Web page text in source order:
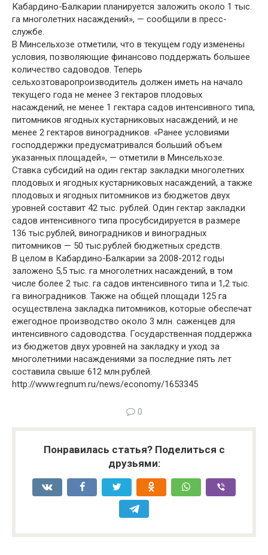
Кабардино-Балкарии планируется заложить около 1 тыс.
га многолетних насаждений», — сообщили в пресс-
службе.
В Минсельхозе отметили, что в текущем году изменены
условия, позволяющие финансово поддержать большее
количество садоводов. Теперь
сельхозтоваропроизводитель должен иметь на начало
текущего года не менее 3 гектаров плодовых
насаждений, не менее 1 гектара садов интенсивного типа,
питомников ягодных кустарниковых насаждений, и не
менее 2 гектаров виноградников. «Ранее условиями
господдержки предусматривался больший объем
указанных площадей», — отметили в Минсельхозе.
Ставка субсидий на один гектар закладки многолетних
плодовых и ягодных кустарниковых насаждений, а также
плодовых и ягодных питомников из бюджетов двух
уровней составит 42 тыс. рублей. Один гектар закладки
садов интенсивного типа просубсидируется в размере
136 тыс.рублей, виноградников и виноградных
питомников — 50 тыс.рублей бюджетных средств.
В целом в Кабардино-Балкарии за 2008-2012 годы
заложено 5,5 тыс. га многолетних насаждений, в том
числе более 2 тыс. га садов интенсивного типа и 1,2 тыс.
га виноградников. Также на общей площади 125 га
осуществлена закладка питомников, которые обеспечат
ежегодное производство около 3 млн. саженцев для
интенсивного садоводства. Государственная поддержка
из бюджетов двух уровней на закладку и уход за
многолетними насаждениями за последние пять лет
составила свыше 612 млн.рублей.
http://www.regnum.ru/news/economy/1653345
0
Понравилась статья? Поделиться с
друзьями: